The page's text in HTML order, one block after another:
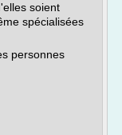
soient
spécialisées
personnes